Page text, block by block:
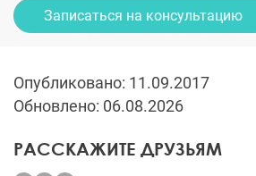
Записаться на консультацию
Опубликовано: 11.09.2017
Обновлено: 06.08.2026
РАССКАЖИТЕ ДРУЗЬЯМ